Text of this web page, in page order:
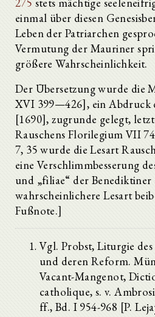
einmal über diesen
Leben der Patriarchen
Vermutung der Mauriner
größere Wahrscheinlichkeit.
Der Übersetzung wurde die
XVI 399—426], ein Abdruck
[1690], zugrunde gelegt,
Rauschens Florilegium VII
7, 35 wurde die Lesart
eine Verschlimmbesserung
und „filiae“ der Benediktiner
wahrscheinlichere Lesart
Fußnote.]
Vgl. Probst, Liturgie
und deren Reform.
Vacant-Mangenot,
catholique, s. v.
ff., Bd. I 954-968 [P.